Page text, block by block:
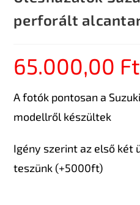
perforált
65.000,00 Ft
A fotók pontosan a
modellről készültek
Igény szerint az első két
teszünk (+5000ft)